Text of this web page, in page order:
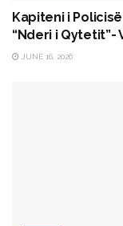
Kapiteni i
“Nderi i Qytetit”-
JUNE 16, 2026